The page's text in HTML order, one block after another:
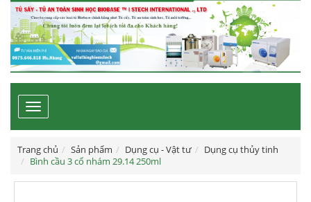
Toggle
navigation
Trang chủ Sản phẩm Dụng cụ - Vật tư
Dụng cụ thủy tinh
Bình cầu 3 cổ nhám 29.14 250ml